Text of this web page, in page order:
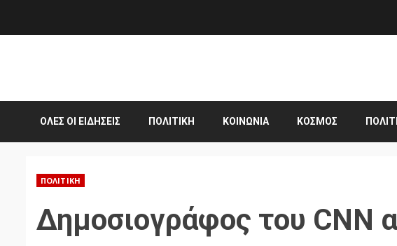
ΌΛΕΣ ΟΙ ΕΙΔΉΣΕΙΣ ΠΟΛΙΤΙΚΉ ΚΟΙΝΩΝΊΑ ΚΌΣΜΟΣ
ΠΟΛΙΤΙΚΉ
Δημοσιογράφος του CNN